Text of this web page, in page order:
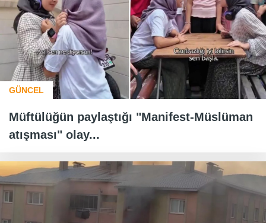
GÜNCEL
Müftülüğün paylaştığı "Manifest-Müslüman
atışması" olay...